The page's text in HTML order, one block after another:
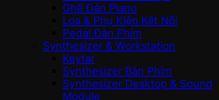
Ghế Đàn Piano
Loa & Phụ Kiện Kết Nối
Pedal Đàn Phím
Synthesizer & Workstation
Keytar
Synthesizer Bàn Phím
Synthesizer Desktop & Sound
Module